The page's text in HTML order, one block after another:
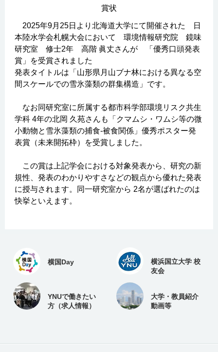
賞状
2025年9月25日より北海道大学にて開催された 日
本陸水学会札幌大会において 環境情報研究院 鏡味
研究室 修士2年 高階 眞丈さんが 「優秀口頭発表
賞」を受賞されました
発表タイトルは「山形県月山ブナ林における異なる空
間スケールでの雪氷藻類の群集構造」です。
なお同研究室に所属する都市科学部環境リスク共生
学科 4年の北岡 久苑さんも「クマムシ・ワムシ等の微
小動物と雪氷藻類の捕食-被食関係」優秀ポスター発
表賞（未来開拓枠）を受賞しました。
この賞は上記学会における対象発表から、研究の新
規性、発表のわかりやすさなどの観点から優れた発表
に授与されます。同一研究室から 2名が選ばれたのは
快挙といえます。
横国Day
横浜国立大学 校
友会
YNUで働きたい
方（求人情報）
大学・教員紹介
動画等